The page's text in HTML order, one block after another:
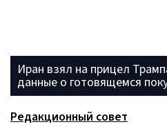
Иран взял на прицел
данные о готовящемся
Редакционный совет